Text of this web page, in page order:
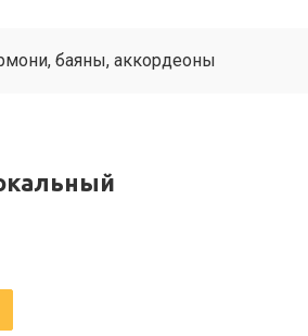
баяны, аккордеоны